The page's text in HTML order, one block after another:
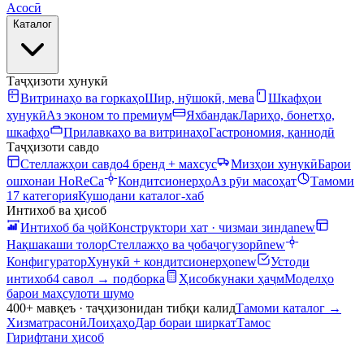
Асосӣ
Каталог
Таҷҳизоти хунукӣ
Витринаҳо ва горкаҳоШир, нӯшокӣ, мева
Шкафҳои
хунукӣАз эконом то премиум ЯхбандакЛариҳо, бонетҳо,
шкафҳо
Прилавкаҳо ва витринаҳоГастрономия, қаннодӣ
Таҷҳизоти савдо
Стеллажҳои савдо4 бренд + махсус Мизҳои хунукӣБарои
ошхонаи HoReCa
КондитсионерҳоАз рӯи масоҳат
Тамоми
17 категорияКушодани каталог-хаб
Интихоб ва ҳисоб
Интихоб ба ҷойКонструктори хат · чизмаи зиндаnew
Нақшакаши толорСтеллажҳо ва ҷобаҷогузорӣnew
КонфигураторХунукӣ + кондитсионерҳоnew
Устоди
интихоб4 савол → подборка Ҳисобкунаки ҳаҷмМоделҳо
барои маҳсулоти шумо
400+ мавқеъ · таҷҳизонидан тибқи калидТамоми каталог →
ХизматрасонӣЛоиҳаҳоДар бораи ширкатТамос
Гирифтани ҳисоб